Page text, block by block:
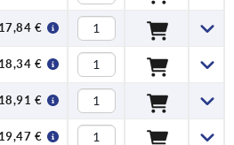
17,84 €
18,34 €
18,91 €
19,47 €